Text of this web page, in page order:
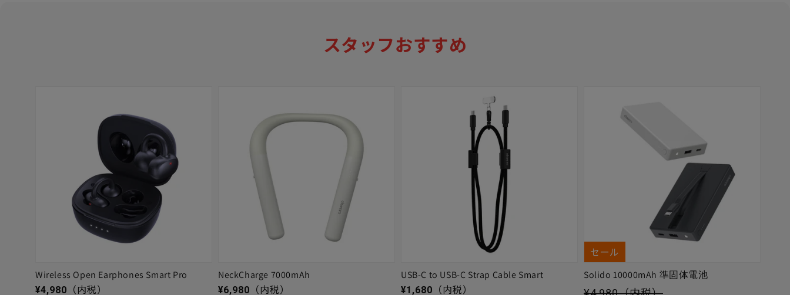
スタッフおすすめ
Wireless Open Earphones Smart Pro
通常価格
¥4,980 （内税）
NeckCharge 7000mAh
通常価格
¥6,980 （内税）
USB-C to USB-C Strap Cable Smart
通常価格
¥1,680 （内税）
セール
Solido 10000mAh 準固体電池
セール価格